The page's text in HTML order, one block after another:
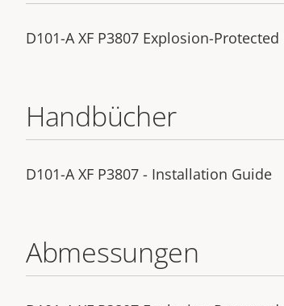
D101-A XF P3807 Explosion-
Handbücher
D101-A XF P3807 - Installation Guide
Abmessungen